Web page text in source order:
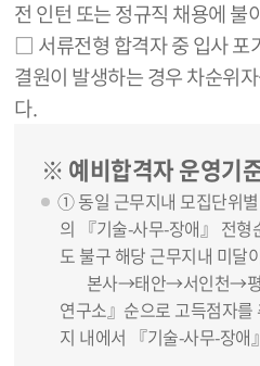
전 인턴 또는 정규직 채용에 불
□ 서류전형 합격자 중 입사 포
결원이 발생하는 경우 차순위
다.
※ 예비합격자 운영기
① 동일 근무지내 모집단위
의 『기술-사무-장애』 전형
도 불구 해당 근무지내 미달
본사→태안→서인천→
연구소』순으로 고득점자
지 내에서 『기술-사무-장애